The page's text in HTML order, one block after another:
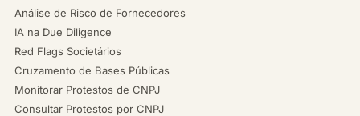
Análise de Risco de Fornecedores
IA na Due Diligence
Red Flags Societários
Cruzamento de Bases Públicas
Monitorar Protestos de CNPJ
Consultar Protestos por CNPJ